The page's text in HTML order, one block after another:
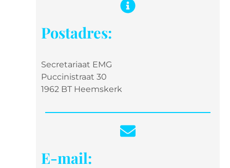
Postadres:
Secretariaat EMG
Puccinistraat 30
1962 BT Heemskerk
E-mail: